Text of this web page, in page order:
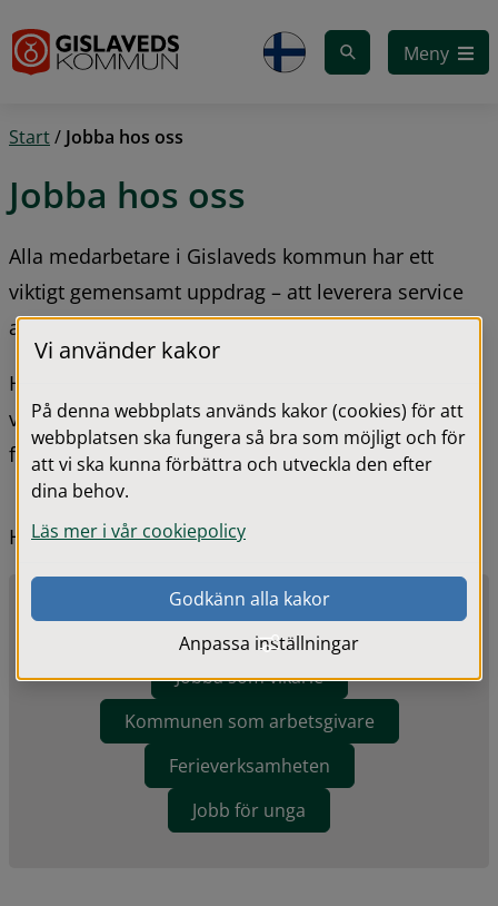
Meny
Start/ Jobba hos oss
Jobba hos oss
Alla medarbetare i Gislaveds kommun har ett
viktigt gemensamt uppdrag – att leverera service
av god kvalitet till de vi är till för.
Här hittar du information om lediga jobb, våra
värderingar, praktik och arbetsträning samt
feriepraktikmöjligheter för skolungdomar.
Hitta snabbt
Lediga jobb i kommunen
Jobba som vikarie
Kommunen som arbetsgivare
Ferieverksamheten
Jobb för unga
Vi använder kakor
På denna webbplats används kakor (cookies) för att
webbplatsen ska fungera så bra som möjligt och för
att vi ska kunna förbättra och utveckla den efter
dina behov.
Läs mer i vår cookiepolicy
Godkänn alla kakor
Anpassa inställningar